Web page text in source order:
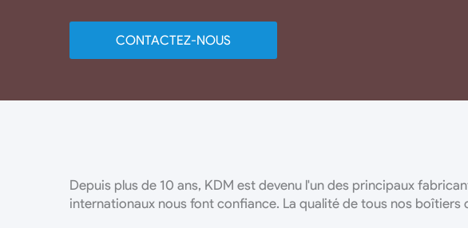
CONTACTEZ-NOUS
Depuis plus de 10 ans, KDM est devenu l'un des principaux
internationaux nous font confiance. La qualité de tous nos